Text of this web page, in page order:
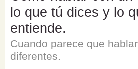
lo que tú dices y lo
entiende.
Cuando parece que
diferentes.